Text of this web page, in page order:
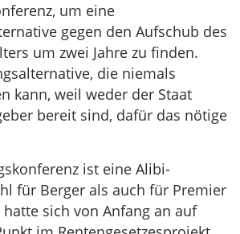
um eine
gegen den Aufschub des
um zwei Jahre zu finden.
die niemals
kann, weil weder der Staat
bereit sind, dafür das nötige
ist eine Alibi-
für Berger als auch für Premier
sich von Anfang an auf